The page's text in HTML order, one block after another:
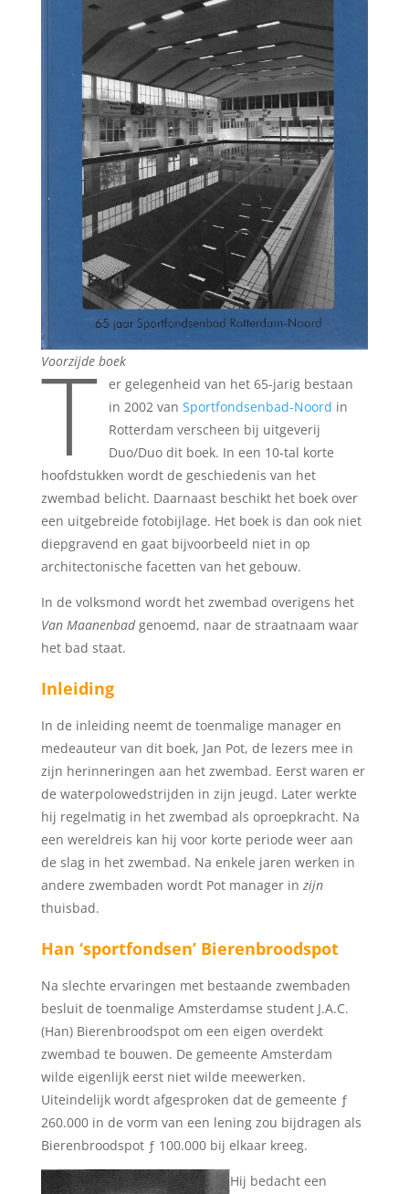
Voorzijde boek
T
er gelegenheid van het 65-jarig bestaan
in 2002 van Sportfondsenbad-Noord in
Rotterdam verscheen bij uitgeverij
Duo/Duo dit boek. In een 10-tal korte
hoofdstukken wordt de geschiedenis van het
zwembad belicht. Daarnaast beschikt het boek over
een uitgebreide fotobijlage. Het boek is dan ook niet
diepgravend en gaat bijvoorbeeld niet in op
architectonische facetten van het gebouw.
In de volksmond wordt het zwembad overigens het
Van Maanenbadgenoemd, naar de straatnaam waar
het bad staat.
Inleiding
In de inleiding neemt de toenmalige manager en
medeauteur van dit boek, Jan Pot, de lezers mee in
zijn herinneringen aan het zwembad. Eerst waren er
de waterpolowedstrijden in zijn jeugd. Later werkte
hij regelmatig in het zwembad als oproepkracht. Na
een wereldreis kan hij voor korte periode weer aan
de slag in het zwembad. Na enkele jaren werken in
andere zwembaden wordt Pot manager in zijn
thuisbad.
Han ‘sportfondsen’ Bierenbroodspot
Na slechte ervaringen met bestaande zwembaden
besluit de toenmalige Amsterdamse student J.A.C.
(Han) Bierenbroodspot om een eigen overdekt
zwembad te bouwen. De gemeente Amsterdam
wilde eigenlijk eerst niet wilde meewerken.
Uiteindelijk wordt afgesproken dat de gemeente ƒ
260.000 in de vorm van een lening zou bijdragen als
Bierenbroodspot ƒ 100.000 bij elkaar kreeg.
Hij bedacht een